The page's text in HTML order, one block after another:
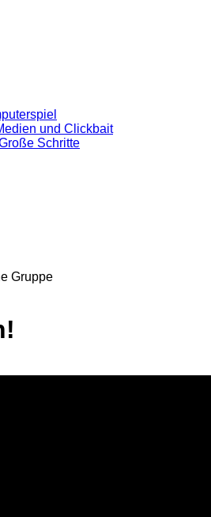
und Clickbait
Schritte
Gruppe